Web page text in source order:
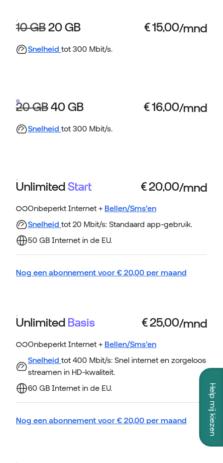
10 GB20 GB
Snelheid tot 300 Mbit/s.
20 GB40 GB
Snelheid tot 300 Mbit/s.
UnlimitedStart
Onbeperkt Internet + Bellen/Sms’en
Snelheid tot 20 Mbit/s: Standaard app-gebruik.
50 GB Internet in de EU.
Nog een abonnement voor € 20,00 per maand
Unlimited Basis
Onbeperkt Internet + Bellen/Sms’en
Snelheid tot 400 Mbit/s: Snel internet en zorgeloos
streamen in HD-kwaliteit.
60 GB Internet in de EU.
Nog een abonnement voor € 20,00 per maand Help mij kiezen